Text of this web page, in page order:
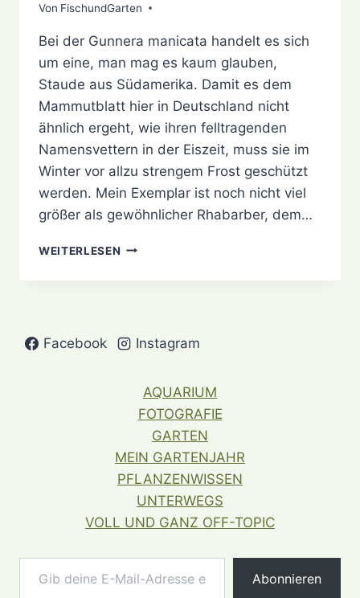
Von FischundGarten
4. Dezember 2020
Bei der Gunnera manicata handelt es sich
um eine, man mag es kaum glauben,
Staude aus Südamerika. Damit es dem
Mammutblatt hier in Deutschland nicht
ähnlich ergeht, wie ihren felltragenden
Namensvettern in der Eiszeit, muss sie im
Winter vor allzu strengem Frost geschützt
werden. Mein Exemplar ist noch nicht viel
größer als gewöhnlicher Rhabarber, dem…
WEITERLESEN DAS
(-
WINTERSCHLAF
Facebook Instagram
AQUARIUM
FOTOGRAFIE
GARTEN
MEIN GARTENJAHR
PFLANZENWISSEN
UNTERWEGS
VOLL UND GANZ OFF-TOPIC
Gib deine E-Mail-Adresse ein ...
Abonnieren